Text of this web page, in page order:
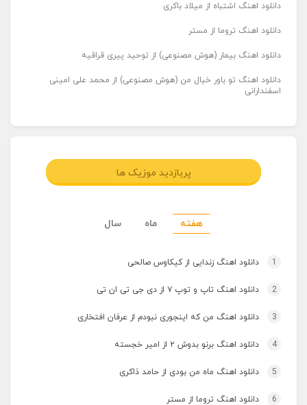
دانلود اهنگ اشتباه از میلاد باکری
دانلود اهنگ تروما از مستر
دانلود اهنگ بیمار (هوش مصنوعی) از توحید پیری قراقیه
دانلود اهنگ تو باور خیال من (هوش مصنوعی) از محمد علی امینی
اسفندارانی
پربازدید موزیک ها
هفته ماه سال
1 دانلود اهنگ زندایی از کیکاوس صالحی
2 دانلود اهنگ تاپ و توپ ۷ از دی جی تی ان تی
3 دانلود اهنگ من که اینجوری نبودم از عرفان افتخاری
4 دانلود اهنگ برنو بدوش ۲ از امیر خجسته
5 دانلود اهنگ ماه من بودی از حامد ذاکری
6 دانلود اهنگ تروما از مستر